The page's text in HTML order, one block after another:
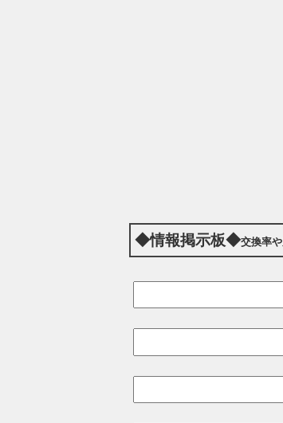
◆情報掲示板◆交換率